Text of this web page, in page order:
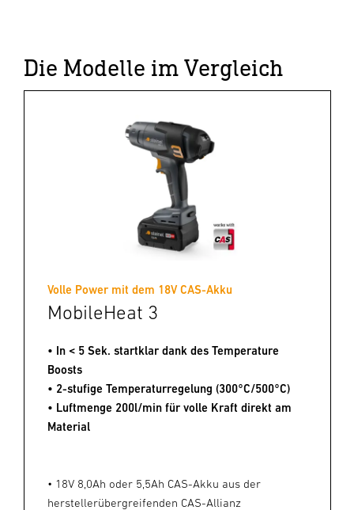
Die Modelle im Vergleich
Volle Power mit dem 18V CAS-Akku
MobileHeat 3
• In < 5 Sek. startklar dank des Temperature
Boosts
• 2-stufige Temperaturregelung (300°C/500°C)
• Luftmenge 200l/min für volle Kraft direkt am
Material
• 18V 8,0Ah oder 5,5Ah CAS-Akku aus der
herstellerübergreifenden CAS-Allianz